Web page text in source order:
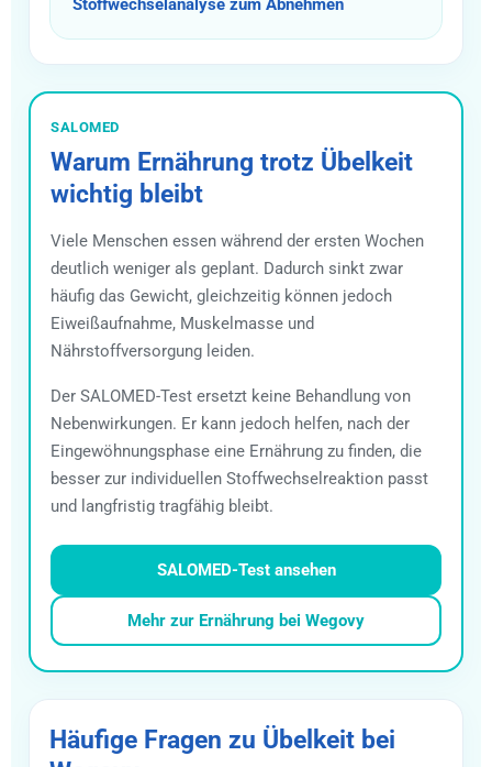
Stoffwechselanalyse zum Abnehmen
SALOMED
Warum Ernährung trotz Übelkeit
wichtig bleibt
Viele Menschen essen während der ersten Wochen
deutlich weniger als geplant. Dadurch sinkt zwar
häufig das Gewicht, gleichzeitig können jedoch
Eiweißaufnahme, Muskelmasse und
Nährstoffversorgung leiden.
Der SALOMED-Test ersetzt keine Behandlung von
Nebenwirkungen. Er kann jedoch helfen, nach der
Eingewöhnungsphase eine Ernährung zu finden, die
besser zur individuellen Stoffwechselreaktion passt
und langfristig tragfähig bleibt.
SALOMED-Test ansehen
Mehr zur Ernährung bei Wegovy
Häufige Fragen zu Übelkeit bei